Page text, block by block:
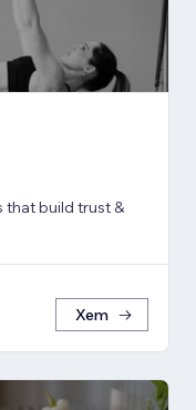
that build trust &
Xem